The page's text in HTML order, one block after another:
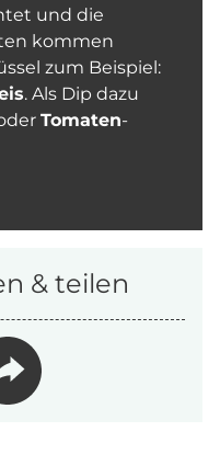
und die
kommen
zum Beispiel:
. Als Dip dazu
Tomaten-
& teilen